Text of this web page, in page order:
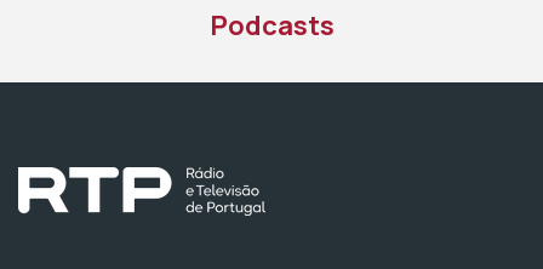
Podcasts